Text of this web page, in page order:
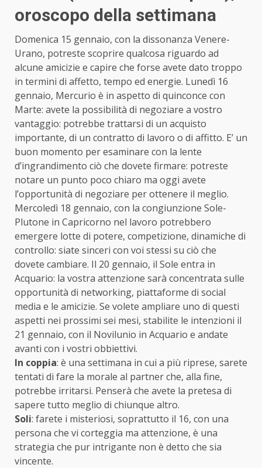
oroscopo della settimana
Domenica 15 gennaio, con la dissonanza Venere-
Urano, potreste scoprire qualcosa riguardo ad
alcune amicizie e capire che forse avete dato troppo
in termini di affetto, tempo ed energie. Lunedì 16
gennaio, Mercurio è in aspetto di quinconce con
Marte: avete la possibilità di negoziare a vostro
vantaggio: potrebbe trattarsi di un acquisto
importante, di un contratto di lavoro o di affitto. E’ un
buon momento per esaminare con la lente
d’ingrandimento ciò che dovete firmare: potreste
notare un punto poco chiaro ma oggi avete
l’opportunità di negoziare per ottenere il meglio.
Mercoledì 18 gennaio, con la congiunzione Sole-
Plutone in Capricorno nel lavoro potrebbero
emergere lotte di potere, competizione, dinamiche di
controllo: siate sinceri con voi stessi su ciò che
dovete cambiare. Il 20 gennaio, il Sole entra in
Acquario: la vostra attenzione sarà concentrata sulle
opportunità di networking, piattaforme di social
media e le amicizie. Se volete ampliare uno di questi
aspetti nei prossimi sei mesi, stabilite le intenzioni il
21 gennaio, con il Novilunio in Acquario e andate
avanti con i vostri obbiettivi.
In coppia: è una settimana in cui a più riprese, sarete
tentati di fare la morale al partner che, alla fine,
potrebbe irritarsi. Penserà che avete la pretesa di
sapere tutto meglio di chiunque altro.
Soli: farete i misteriosi, soprattutto il 16, con una
persona che vi corteggia ma attenzione, è una
strategia che pur intrigante non è detto che sia
vincente.